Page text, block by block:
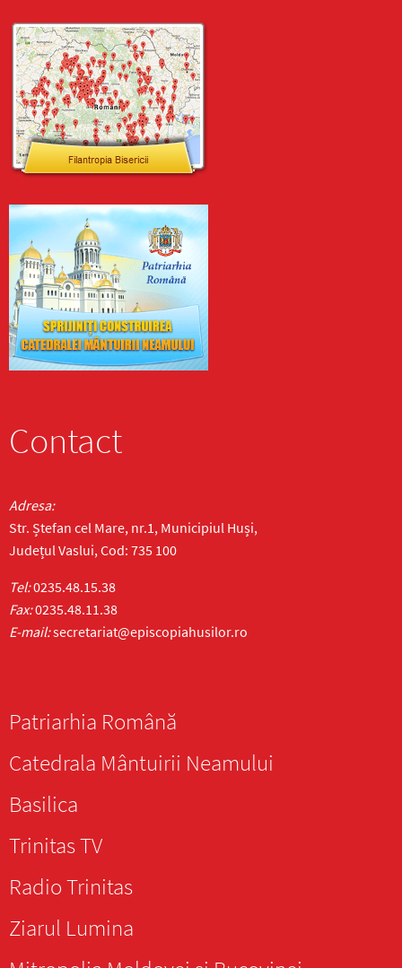
Contact
Adresa:
Str. Ștefan cel Mare, nr.1, Municipiul Huși,
Județul Vaslui, Cod: 735 100
Tel:0235.48.15.38
Fax:0235.48.11.38
E-mail:secretariat@episcopiahusilor.ro
Patriarhia Română
Catedrala Mântuirii Neamului
Basilica
Trinitas TV
Radio Trinitas
Ziarul Lumina